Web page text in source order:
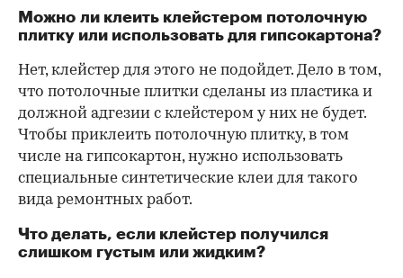
Можно ли клеить клейстером потолочную
плитку или использовать для гипсокартона?
Нет, клейстер для этого не подойдет. Дело в том,
что потолочные плитки сделаны из пластика и
должной адгезии с клейстером у них не будет.
Чтобы приклеить потолочную плитку, в том
числе на гипсокартон, нужно использовать
специальные синтетические клеи для такого
вида ремонтных работ.
Что делать, если клейстер получился
слишком густым или жидким?